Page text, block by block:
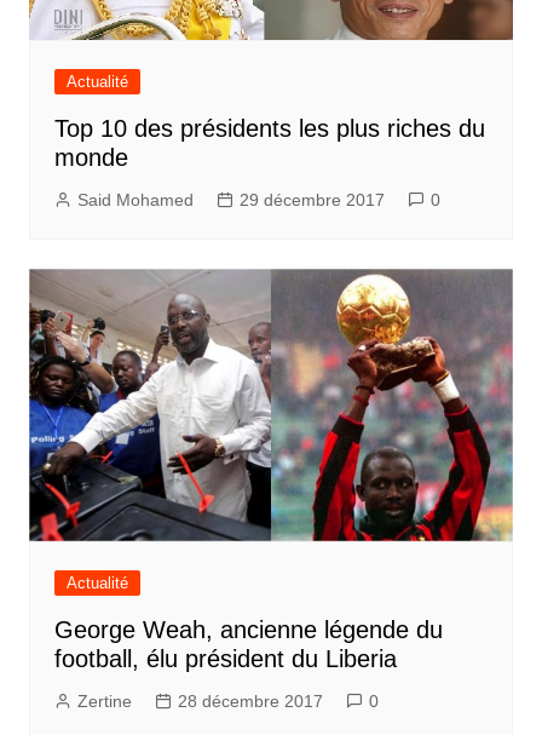
Actualité
Top 10 des présidents les plus riches du
monde
Said Mohamed 29 décembre 2017 0
Actualité
George Weah, ancienne légende du
football, élu président du Liberia
Zertine 28 décembre 2017 0